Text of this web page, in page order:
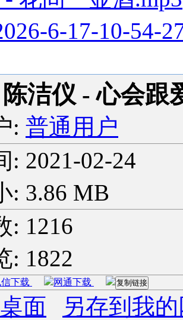
6-17-10-54-
洁仪 - 心会跟
: 普通用户
: 2021-02-24
: 3.86 MB
: 1216
: 1822
下载 网通下载 复制链接
面
另存到我